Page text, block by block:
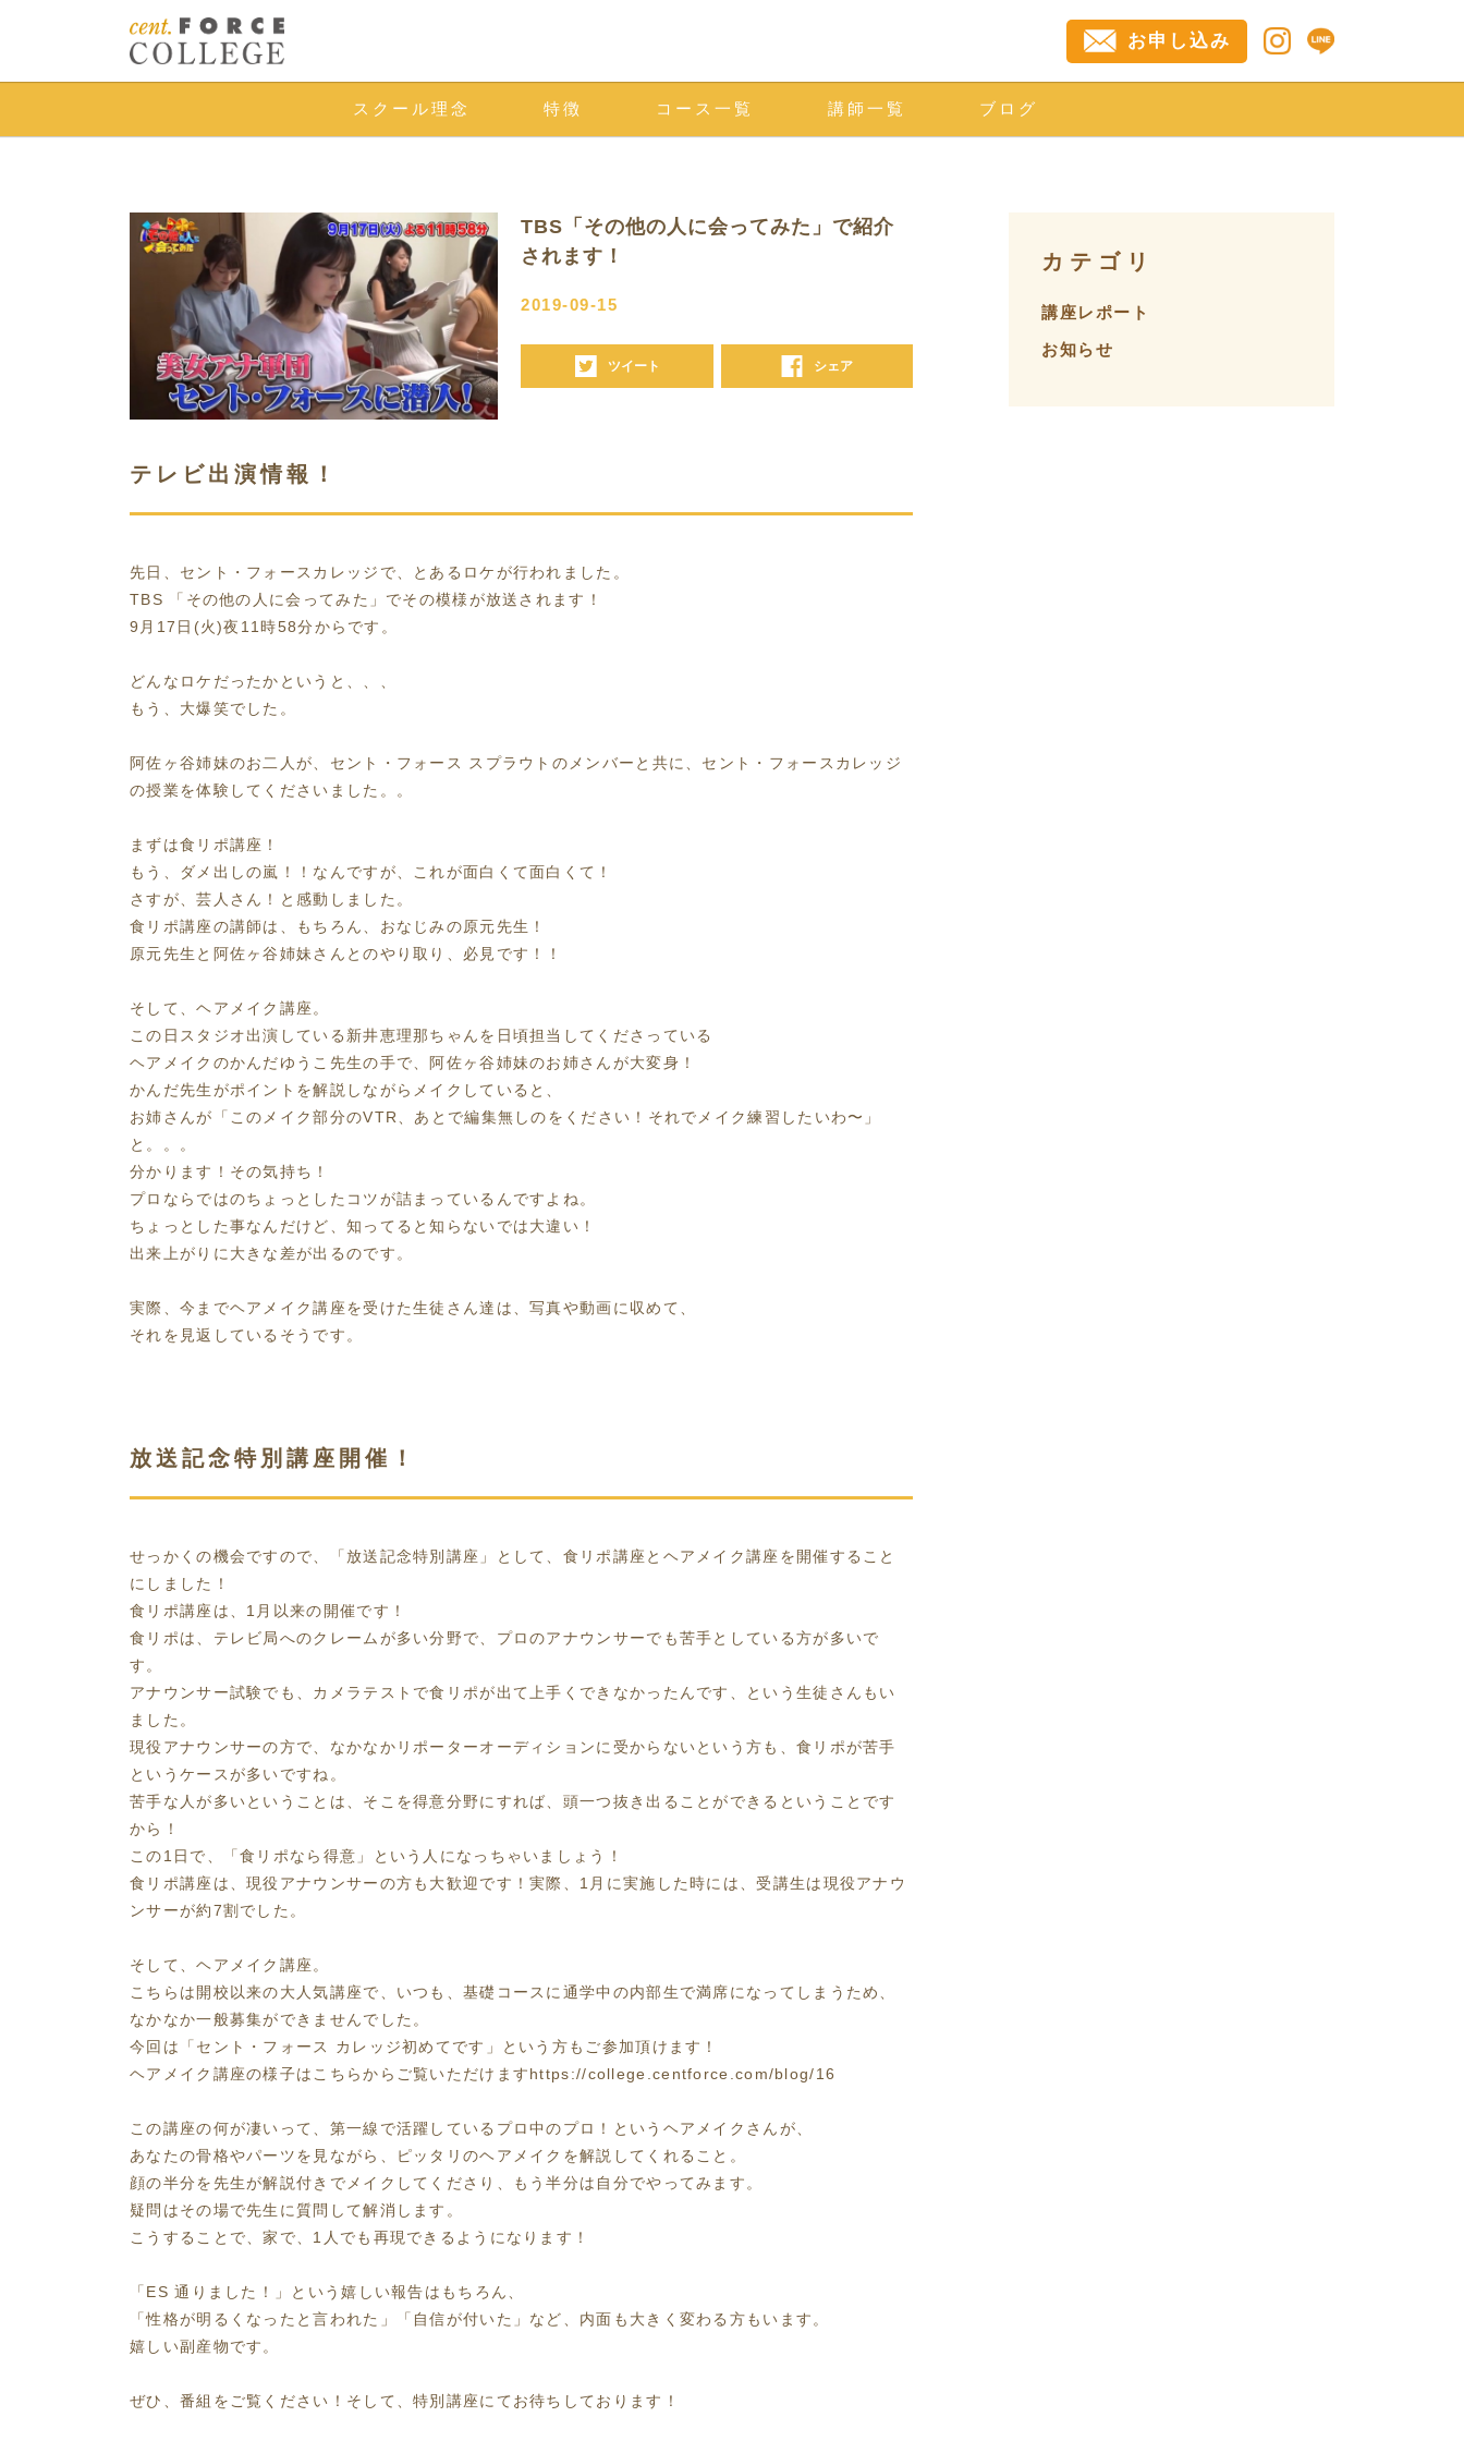
お申し込み
スクール理念 特徴 コース一覧 講師一覧 ブログ
TBS「その他の人に会ってみた」で紹介
されます！
2019-09-15
ツイート シェア
テレビ出演情報！
先日、セント・フォースカレッジで、とあるロケが行われました。
TBS 「その他の人に会ってみた」でその模様が放送されます！
9月17日(火)夜11時58分からです。
どんなロケだったかというと、、、
もう、大爆笑でした。
阿佐ヶ谷姉妹のお二人が、セント・フォース スプラウトのメンバーと共に、セント・フォースカレッジ
の授業を体験してくださいました。。
まずは食リポ講座！
もう、ダメ出しの嵐！！なんですが、これが面白くて面白くて！
さすが、芸人さん！と感動しました。
食リポ講座の講師は、もちろん、おなじみの原元先生！
原元先生と阿佐ヶ谷姉妹さんとのやり取り、必見です！！
そして、ヘアメイク講座。
この日スタジオ出演している新井恵理那ちゃんを日頃担当してくださっている
ヘアメイクのかんだゆうこ先生の手で、阿佐ヶ谷姉妹のお姉さんが大変身！
かんだ先生がポイントを解説しながらメイクしていると、
お姉さんが「このメイク部分のVTR、あとで編集無しのをください！それでメイク練習したいわ〜」
と。。。
分かります！その気持ち！
プロならではのちょっとしたコツが詰まっているんですよね。
ちょっとした事なんだけど、知ってると知らないでは大違い！
出来上がりに大きな差が出るのです。
実際、今までヘアメイク講座を受けた生徒さん達は、写真や動画に収めて、
それを見返しているそうです。
放送記念特別講座開催！
せっかくの機会ですので、「放送記念特別講座」として、食リポ講座とヘアメイク講座を開催すること
にしました！
食リポ講座は、1月以来の開催です！
食リポは、テレビ局へのクレームが多い分野で、プロのアナウンサーでも苦手としている方が多いで
す。
アナウンサー試験でも、カメラテストで食リポが出て上手くできなかったんです、という生徒さんもい
ました。
現役アナウンサーの方で、なかなかリポーターオーディションに受からないという方も、食リポが苦手
というケースが多いですね。
苦手な人が多いということは、そこを得意分野にすれば、頭一つ抜き出ることができるということです
から！
この1日で、「食リポなら得意」という人になっちゃいましょう！
食リポ講座は、現役アナウンサーの方も大歓迎です！実際、1月に実施した時には、受講生は現役アナウ
ンサーが約7割でした。
そして、ヘアメイク講座。
こちらは開校以来の大人気講座で、いつも、基礎コースに通学中の内部生で満席になってしまうため、
なかなか一般募集ができませんでした。
今回は「セント・フォース カレッジ初めてです」という方もご参加頂けます！
ヘアメイク講座の様子はこちらからご覧いただけますhttps://college.centforce.com/blog/16
この講座の何が凄いって、第一線で活躍しているプロ中のプロ！というヘアメイクさんが、
あなたの骨格やパーツを見ながら、ピッタリのヘアメイクを解説してくれること。
顔の半分を先生が解説付きでメイクしてくださり、もう半分は自分でやってみます。
疑問はその場で先生に質問して解消します。
こうすることで、家で、1人でも再現できるようになります！
「ES 通りました！」という嬉しい報告はもちろん、
「性格が明るくなったと言われた」「自信が付いた」など、内面も大きく変わる方もいます。
嬉しい副産物です。
ぜひ、番組をご覧ください！そして、特別講座にてお待ちしております！
カテゴリ
講座レポート
お知らせ